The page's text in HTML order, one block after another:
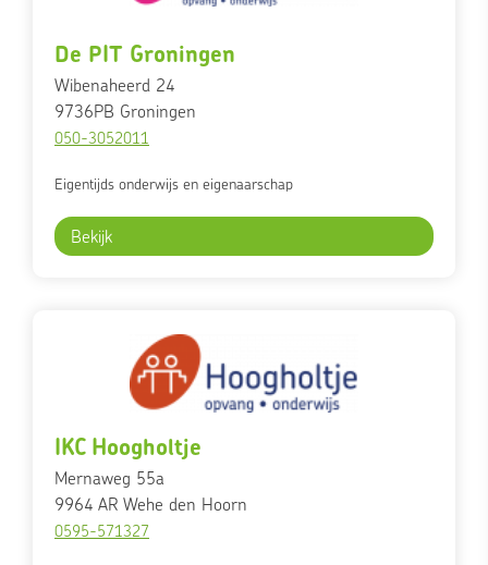
De PIT Groningen
Wibenaheerd 24
9736PB Groningen
050-3052011
Eigentijds onderwijs en eigenaarschap
Bekijk
IKC Hoogholtje
Mernaweg 55a
9964 AR Wehe den Hoorn
0595-571327